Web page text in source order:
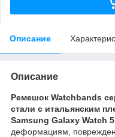
Описание
Описание
Ремешок Watchbands
стали с итальянским
Samsung Galaxy Watch 5
деформациям,